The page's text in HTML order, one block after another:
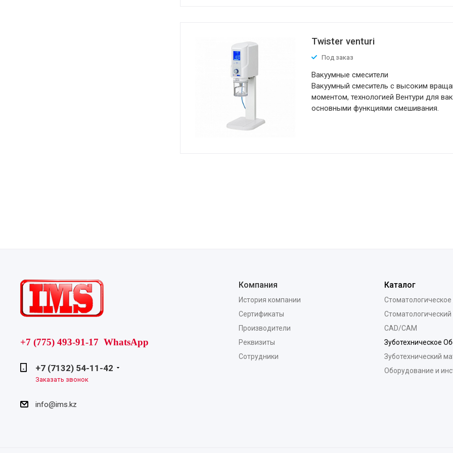
Twister venturi
Под заказ
Вакуумные смесители
Вакуумный смеситель с высоким
моментом, технологией Вентури для
основными функциями смешивания.
+7 (775) 493-91-17 WhatsApp
+7 (7132) 54-11-42
Заказать звонок
info@ims.kz
Компания
История компании
Сертификаты
Производители
Реквизиты
Сотрудники
Каталог
CAD/CAM
Зуботехническое
Зуботехнический
Оборудование и